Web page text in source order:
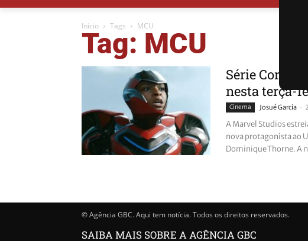
Início Tags MCU
Tag: MCU
Série
nesta terça-
Cinema Josué Garcia -
A Marvel Studios
nova protagonista ao
Dominique Thorne. A
© Agência GBC. Aqui tem notícia. Todos os direitos reservados.
SAIBA MAIS SOBRE A AGÊNCIA GBC